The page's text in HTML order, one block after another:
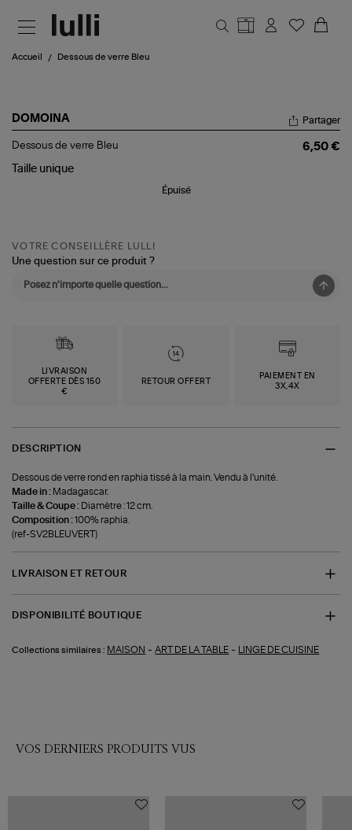
Accueil Dessous de verre Bleu
DOMOINA
Dessous
verre
Partager
Dessous de verre Bleu
6,50 €
Taille unique
Épuisé
VOTRE CONSEILLÈRE LULLI
Une question sur ce produit ?
LIVRAISON
OFFERTE DÈS 150
€
RETOUR OFFERT
PAIEMENT EN
3X,4X
DESCRIPTION
Dessous de verre rond en raphia tissé à la main. Vendu à l'unité.
Made in : Madagascar.
Taille & Coupe : Diamètre : 12 cm.
Composition :100% raphia.
(ref-SV2BLEUVERT)
LIVRAISON ET RETOUR
DISPONIBILITÉ BOUTIQUE
Collections similaires : MAISON -ART DE LA TABLE - LINGE DE CUISINE
VOS DERNIERS PRODUITS VUS